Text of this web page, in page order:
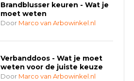
Brandblusser keuren - Wat je
moet weten
Door Marco van Arbowinkel.nl
Verbanddoos - Wat je moet
weten voor de juiste keuze
Door Marco van Arbowinkel.nl